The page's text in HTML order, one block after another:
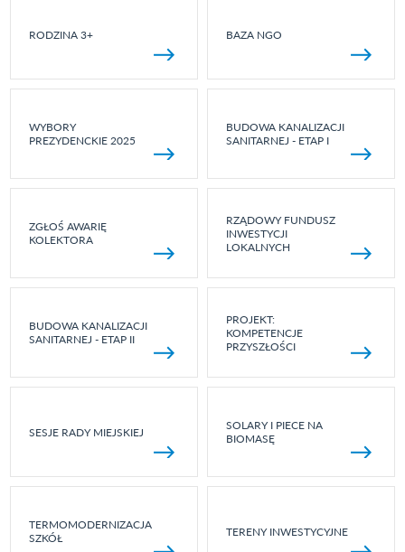
RODZINA 3+ BAZA NGO
WYBORY
PREZYDENCKIE 2025
BUDOWA KANALIZACJI
SANITARNEJ - ETAP I
ZGŁOŚ AWARIĘ
KOLEKTORA
RZĄDOWY FUNDUSZ
INWESTYCJI
LOKALNYCH
BUDOWA KANALIZACJI
SANITARNEJ - ETAP II
PROJEKT:
KOMPETENCJE
PRZYSZŁOŚCI
SESJE RADY MIEJSKIEJ
SOLARY I PIECE NA
BIOMASĘ
TERMOMODERNIZACJA
SZKÓŁ
TERENY INWESTYCYJNE